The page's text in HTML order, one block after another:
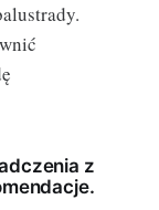
z